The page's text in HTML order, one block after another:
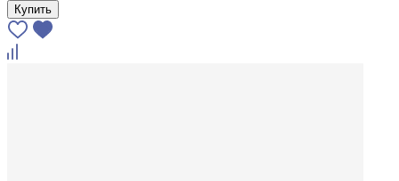
Купить